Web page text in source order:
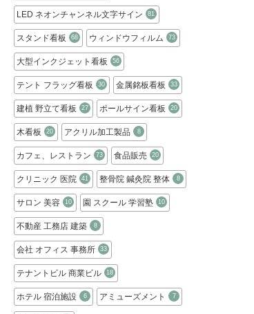
LED ネオンチャンネル文字サイン 81
スタンド看板 68 ウィンドウフィルム 73
大型インクジェット看板 56
テント フラッグ看板 30 金属銘板看板 33
建植 野立て看板 27 ポールサイン看板 20
木看板 20 アクリル加工製品 8
カフェ、レストラン 73 食品販売 20
クリニック 医院 41 整骨院 鍼灸院 整体 8
サロン 美容 10 園 スクール 学習塾 10
不動産 工務店 建築 8
会社 オフィス 事務所 33
テナントビル 商業ビル 18
ホテル 宿泊施設 6 アミューズメント 7